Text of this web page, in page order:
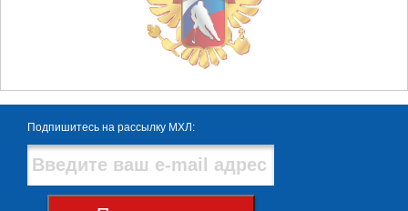
Подпишитесь на рассылку МХЛ: